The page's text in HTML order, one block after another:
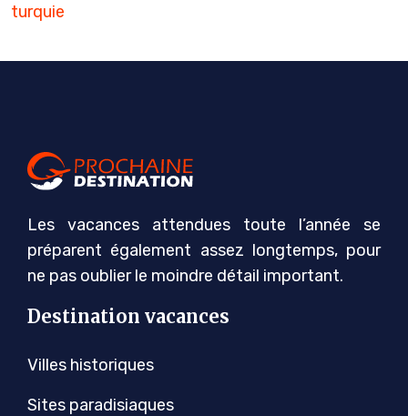
turquie
Les vacances attendues toute l’année se
préparent également assez longtemps, pour
ne pas oublier le moindre détail important.
Destination vacances
Villes historiques
Sites paradisiaques